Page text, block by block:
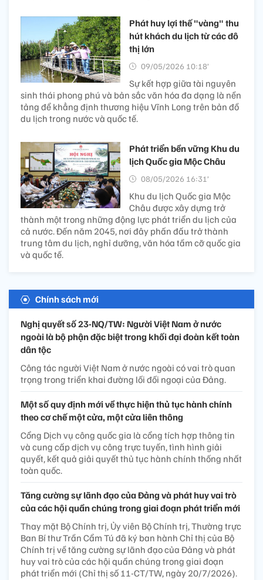
Phát huy lợi thế "vàng" thu
hút khách du lịch từ các đô
thị lớn
09/05/2026 10:18’
Sự kết hợp giữa tài nguyên
sinh thái phong phú và bản sắc văn hóa đa dạng là nền
tảng để khẳng định thương hiệu Vĩnh Long trên bản đồ
du lịch trong nước và quốc tế.
Phát triển bền vững Khu du
lịch Quốc gia Mộc Châu
08/05/2026 16:31’
Khu du lịch Quốc gia Mộc
Châu được xây dựng trở
thành một trong những động lực phát triển du lịch của
cả nước. Đến năm 2045, nơi đây phấn đấu trở thành
trung tâm du lịch, nghỉ dưỡng, văn hóa tầm cỡ quốc gia
và quốc tế.
Chính sách mới
Nghị quyết số 23-NQ/TW: Người Việt Nam ở nước
ngoài là bộ phận đặc biệt trong khối đại đoàn kết toàn
dân tộc
Công tác người Việt Nam ở nước ngoài có vai trò quan
trọng trong triển khai đường lối đối ngoại của Đảng.
Một số quy định mới về thực hiện thủ tục hành chính
theo cơ chế một cửa, một cửa liên thông
Cổng Dịch vụ công quốc gia là cổng tích hợp thông tin
và cung cấp dịch vụ công trực tuyến, tình hình giải
quyết, kết quả giải quyết thủ tục hành chính thống nhất
toàn quốc.
Tăng cường sự lãnh đạo của Đảng và phát huy vai trò
của các hội quần chúng trong giai đoạn phát triển mới
Thay mặt Bộ Chính trị, Ủy viên Bộ Chính trị, Thường trực
Ban Bí thư Trần Cẩm Tú đã ký ban hành Chỉ thị của Bộ
Chính trị về tăng cường sự lãnh đạo của Đảng và phát
huy vai trò của các hội quần chúng trong giai đoạn
phát triển mới (Chỉ thị số 11-CT/TW, ngày 20/7/2026).